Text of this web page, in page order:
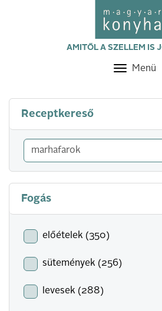
AMITŐL A SZELLEM IS
Toggle
Menü
Receptkereső
Fogás
előételek (350)
sütemények (256)
levesek (288)